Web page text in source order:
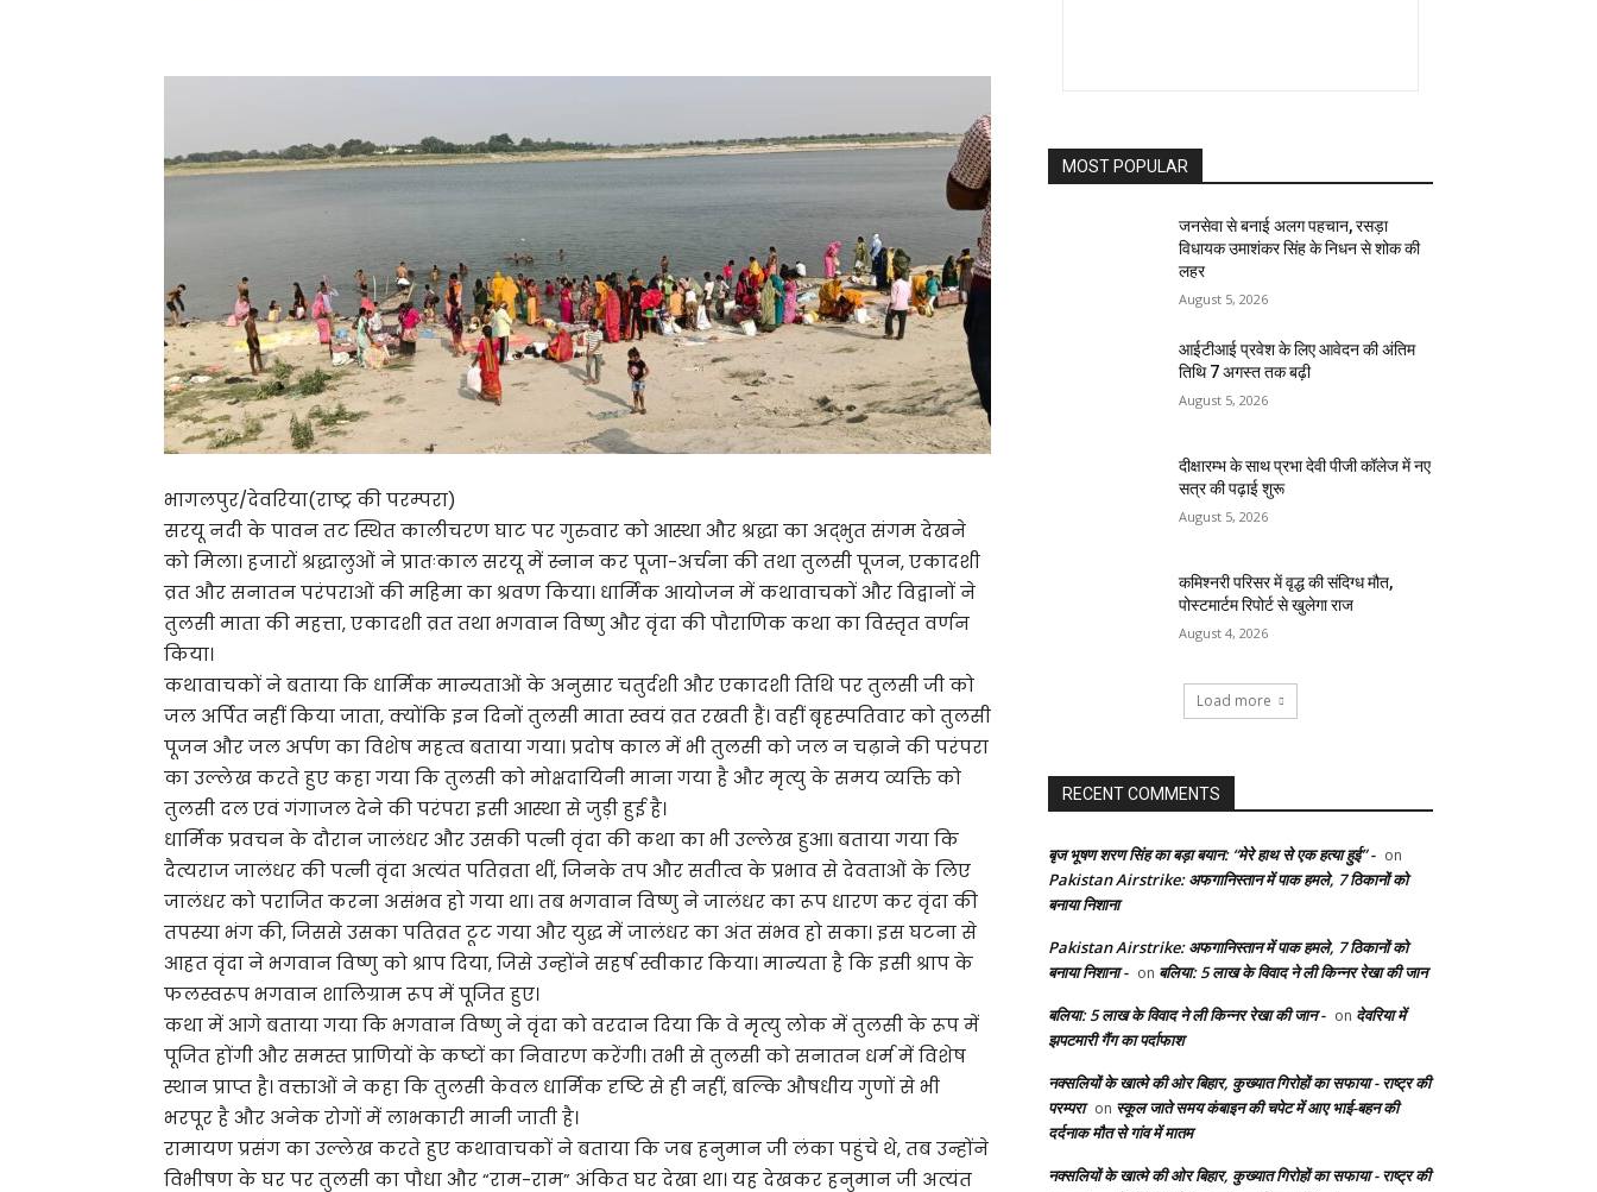
भागलपुर/देवरिया(राष्ट्र की परम्परा)
सरयू नदी के पावन तट स्थित कालीचरण घाट पर गुरुवार को आस्था और श्रद्धा का अद्भुत संगम देखने
को मिला। हजारों श्रद्धालुओं ने प्रातःकाल सरयू में स्नान कर पूजा-अर्चना की तथा तुलसी पूजन, एकादशी
व्रत और सनातन परंपराओं की महिमा का श्रवण किया। धार्मिक आयोजन में कथावाचकों और विद्वानों ने
तुलसी माता की महत्ता, एकादशी व्रत तथा भगवान विष्णु और वृंदा की पौराणिक कथा का विस्तृत वर्णन
किया।
कथावाचकों ने बताया कि धार्मिक मान्यताओं के अनुसार चतुर्दशी और एकादशी तिथि पर तुलसी जी को
जल अर्पित नहीं किया जाता, क्योंकि इन दिनों तुलसी माता स्वयं व्रत रखती हैं। वहीं बृहस्पतिवार को तुलसी
पूजन और जल अर्पण का विशेष महत्व बताया गया। प्रदोष काल में भी तुलसी को जल न चढ़ाने की परंपरा
का उल्लेख करते हुए कहा गया कि तुलसी को मोक्षदायिनी माना गया है और मृत्यु के समय व्यक्ति को
तुलसी दल एवं गंगाजल देने की परंपरा इसी आस्था से जुड़ी हुई है।
धार्मिक प्रवचन के दौरान जालंधर और उसकी पत्नी वृंदा की कथा का भी उल्लेख हुआ। बताया गया कि
दैत्यराज जालंधर की पत्नी वृंदा अत्यंत पतिव्रता थीं, जिनके तप और सतीत्व के प्रभाव से देवताओं के लिए
जालंधर को पराजित करना असंभव हो गया था। तब भगवान विष्णु ने जालंधर का रूप धारण कर वृंदा की
तपस्या भंग की, जिससे उसका पतिव्रत टूट गया और युद्ध में जालंधर का अंत संभव हो सका। इस घटना से
आहत वृंदा ने भगवान विष्णु को श्राप दिया, जिसे उन्होंने सहर्ष स्वीकार किया। मान्यता है कि इसी श्राप के
फलस्वरूप भगवान शालिग्राम रूप में पूजित हुए।
कथा में आगे बताया गया कि भगवान विष्णु ने वृंदा को वरदान दिया कि वे मृत्यु लोक में तुलसी के रूप में
पूजित होंगी और समस्त प्राणियों के कष्टों का निवारण करेंगी। तभी से तुलसी को सनातन धर्म में विशेष
स्थान प्राप्त है। वक्ताओं ने कहा कि तुलसी केवल धार्मिक दृष्टि से ही नहीं, बल्कि औषधीय गुणों से भी
भरपूर है और अनेक रोगों में लाभकारी मानी जाती है।
रामायण प्रसंग का उल्लेख करते हुए कथावाचकों ने बताया कि जब हनुमान जी लंका पहुंचे थे, तब उन्होंने
विभीषण के घर पर तुलसी का पौधा और “राम-राम” अंकित घर देखा था। यह देखकर हनुमान जी अत्यंत
MOST POPULAR
जनसेवा से बनाई अलग पहचान, रसड़ा
विधायक उमाशंकर सिंह के निधन से शोक की
लहर
August 5, 2026
आईटीआई प्रवेश के लिए आवेदन की अंतिम
तिथि 7 अगस्त तक बढ़ी
August 5, 2026
दीक्षारम्भ के साथ प्रभा देवी पीजी कॉलेज में नए
सत्र की पढ़ाई शुरू
August 5, 2026
कमिश्नरी परिसर में वृद्ध की संदिग्ध मौत,
पोस्टमार्टम रिपोर्ट से खुलेगा राज
August 4, 2026
Load more
RECENT COMMENTS
बृज भूषण शरण सिंह का बड़ा बयान: “मेरे हाथ से एक हत्या हुई” - on
Pakistan Airstrike: अफगानिस्तान में पाक हमले, 7 ठिकानों को
बनाया निशाना
Pakistan Airstrike: अफगानिस्तान में पाक हमले, 7 ठिकानों को
बनाया निशाना - on बलिया: 5 लाख के विवाद ने ली किन्नर रेखा की जान
बलिया: 5 लाख के विवाद ने ली किन्नर रेखा की जान - on देवरिया में
झपटमारी गैंग का पर्दाफाश
नक्सलियों के खात्मे की ओर बिहार, कुख्यात गिरोहों का सफाया - राष्ट्र की
परम्परा on स्कूल जाते समय कंबाइन की चपेट में आए भाई-बहन की
दर्दनाक मौत से गांव में मातम
नक्सलियों के खात्मे की ओर बिहार, कुख्यात गिरोहों का सफाया - राष्ट्र की